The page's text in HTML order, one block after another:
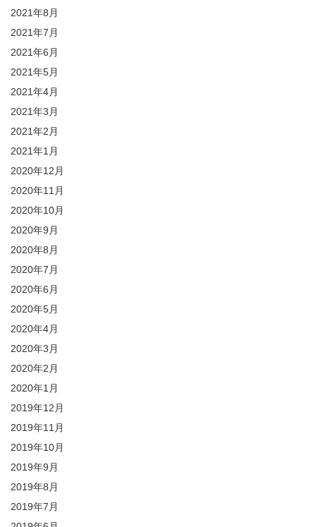
2021年8月
2021年7月
2021年6月
2021年5月
2021年4月
2021年3月
2021年2月
2021年1月
2020年12月
2020年11月
2020年10月
2020年9月
2020年8月
2020年7月
2020年6月
2020年5月
2020年4月
2020年3月
2020年2月
2020年1月
2019年12月
2019年11月
2019年10月
2019年9月
2019年8月
2019年7月